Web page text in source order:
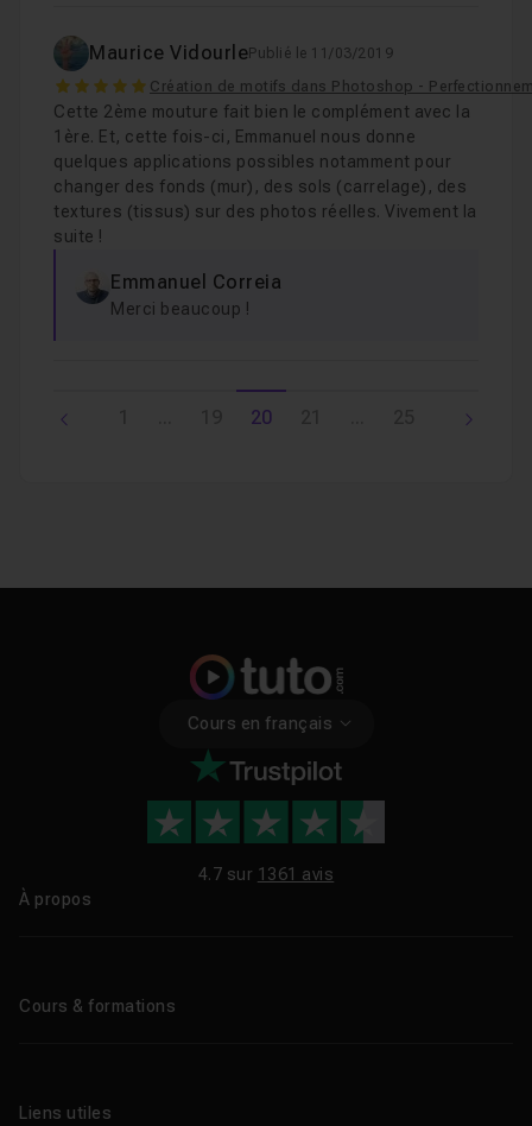
Maurice VidourlePublié le 11/03/2019
5 Création de motifs dans Photoshop -
Cette 2ème mouture fait bien le complément avec la
1ère. Et, cette fois-ci, Emmanuel nous donne
quelques applications possibles notamment pour
changer des fonds (mur), des sols (carrelage), des
textures (tissus) sur des photos réelles. Vivement la
suite !
Emmanuel Correia
Merci beaucoup !
20
Cours en français
4.7 sur 1361 avis
À propos
Cours & formations
Liens utiles